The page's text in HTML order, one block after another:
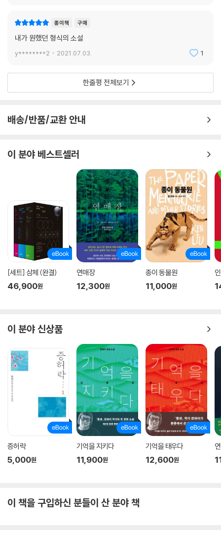
종이책 구매
내가 원했던 형식의 소설
y********2 2021.07.03. 1
한줄평 전체보기
배송/반품/교환 안내
이 분야 베스트셀러
[세트] 삼체 (완결)
46,900원
연매장
12,300원
종이 동물원
11,000원
이 분야 신상품
증허락
5,000원
기억을 지키다
11,900원
기억을 태우다
12,600원
이 책을 구입하신 분들이 산 분야 책